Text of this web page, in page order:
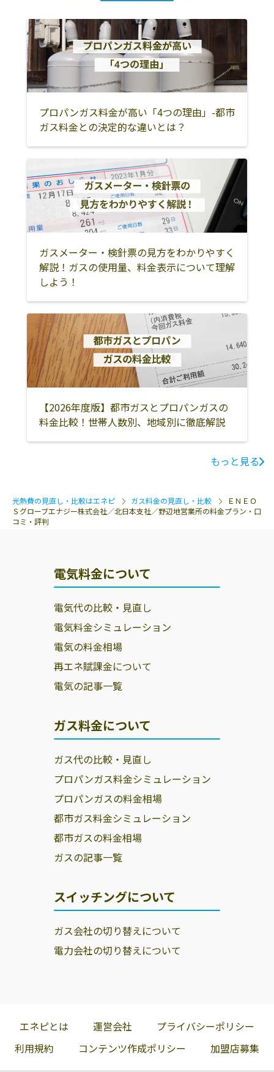
プロパンガス料金が高い「4つの理由」-都市
ガス料金との決定的な違いとは？
ガスメーター・検針票の見方をわかりやすく
解説！ガスの使用量、料金表示について理解
しよう！
【2026年度版】都市ガスとプロパンガスの
料金比較！世帯人数別、地域別に徹底解説
もっと見る
光熱費の見直し・比較はエネピ ガス料金の見直し・比較
ＥＮＥＯ
Ｓグローブエナジー株式会社／北日本支社／野辺地営業所の料金プラン・口
コミ・評判
電気料金について
電気代の比較・見直し
電気料金シミュレーション
電気の料金相場
再エネ賦課金について
電気の記事一覧
ガス料金について
ガス代の比較・見直し
プロパンガス料金シミュレーション
プロパンガスの料金相場
都市ガス料金シミュレーション
都市ガスの料金相場
ガスの記事一覧
スイッチングについて
ガス会社の切り替えについて
電力会社の切り替えについて
エネピとは 運営会社
プライバシーポリシー
利用規約
コンテンツ作成ポリシー 加盟店募集